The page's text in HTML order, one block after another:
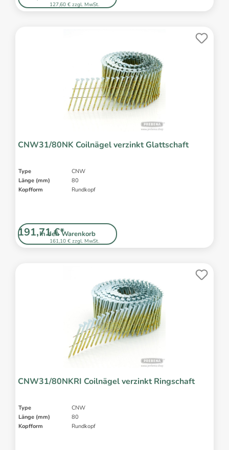
127,60 € zzgl. MwSt.
CNW31/80NK Coilnägel verzinkt Glattschaft
Type
CNW
Länge (mm)
80
Kopfform
Rundkopf
In den Warenkorb
161,10 € zzgl. MwSt.
191,71 €*
CNW31/80NKRI Coilnägel verzinkt Ringschaft
Type
CNW
Länge (mm)
80
Kopfform
Rundkopf